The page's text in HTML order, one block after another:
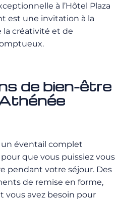
à l’Hôtel Plaza
est une invitation à la
la créativité et de
de bien-être
un éventail complet
que vous puissiez vous
pendant votre séjour. Des
de remise en forme,
vous avez besoin pour